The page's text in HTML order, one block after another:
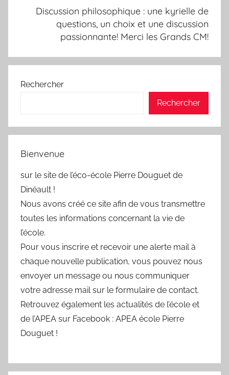
Discussion philosophique : une kyrielle de
questions, un choix et une discussion
passionnante! Merci les Grands CM!
Rechercher
Rechercher
Bienvenue
sur le site de l’éco-école Pierre Douguet de
Dinéault !
Nous avons créé ce site afin de vous transmettre
toutes les informations concernant la vie de
l’école.
Pour vous inscrire et recevoir une alerte mail à
chaque nouvelle publication, vous pouvez nous
envoyer un message ou nous communiquer
votre adresse mail sur le formulaire de contact.
Retrouvez également les actualités de l’école et
de l’APEA sur Facebook : APEA école Pierre
Douguet !